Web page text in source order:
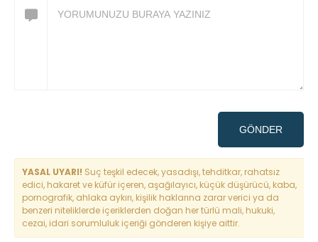
GÖNDER
YASAL UYARI! Suç teşkil edecek, yasadışı, tehditkar, rahatsız
edici, hakaret ve küfür içeren, aşağılayıcı, küçük düşürücü, kaba,
pornografik, ahlaka aykırı, kişilik haklarına zarar verici ya da
benzeri niteliklerde içeriklerden doğan her türlü mali, hukuki,
cezai, idari sorumluluk içeriği gönderen kişiye aittir.